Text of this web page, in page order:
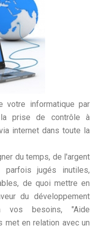
votre informatique par
laprise de contrôle à
internet dans toute la
du temps, de l'argent
jugés inutiles,
de quoi mettre en
du développement
vos besoins, "Aide
met en relation avec un